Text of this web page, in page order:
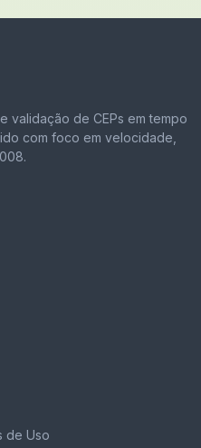
validação de CEPs em tempo
com foco em velocidade,
de Uso